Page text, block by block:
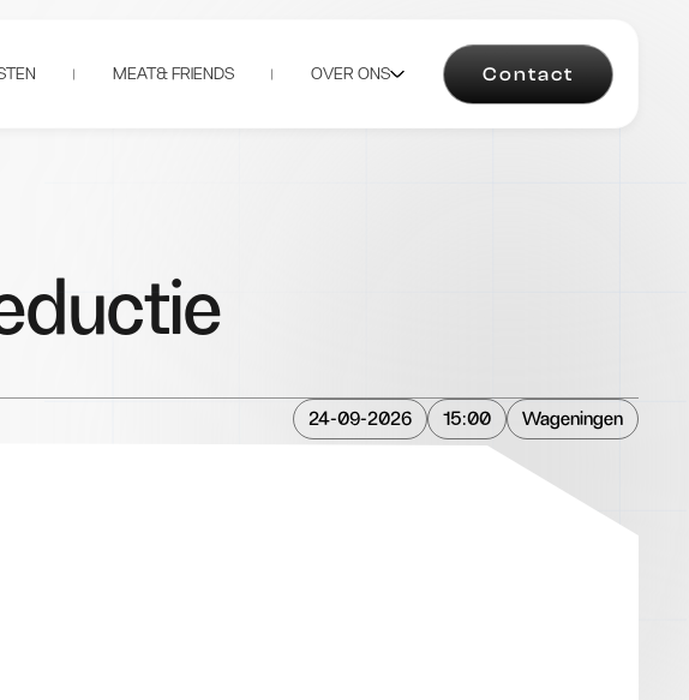
MEAT& FRIENDS OVER ONS Contact
24-09-2026 15:00 Wageningen